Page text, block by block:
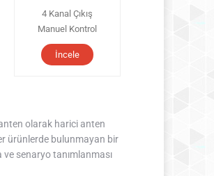
4 Kanal Çıkış
Manuel Kontrol
İncele
olarak harici anten
ürünlerde bulunmayan bir
senaryo tanımlanması